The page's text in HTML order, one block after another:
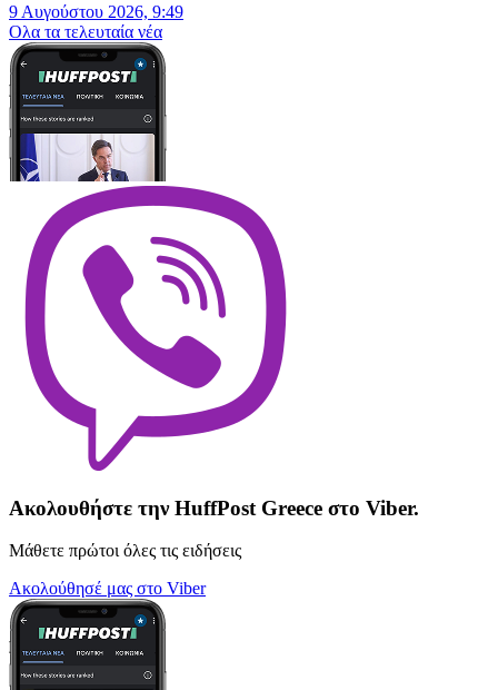
9 Αυγούστου 2026, 9:49
Oλα τα τελευταία νέα
Ακολουθήστε την HuffPost Greece στο Viber.
Μάθετε πρώτοι όλες τις ειδήσεις
Ακολούθησέ μας στο Viber